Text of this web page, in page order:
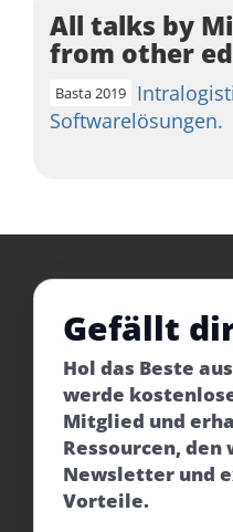
All talks by
from other
Basta 2019
Softwarelösungen.
Gefällt
Hol das Beste
werde
Mitglied und
Ressourcen,
Newsletter und
Vorteile.